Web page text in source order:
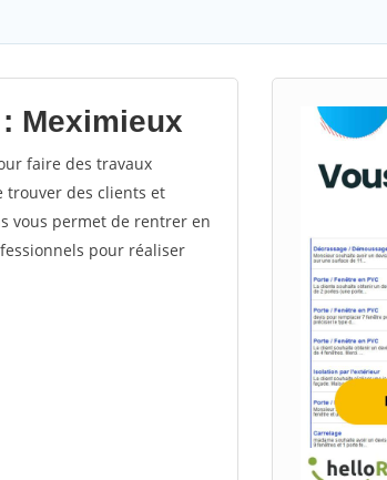
Meximieux
faire des travaux
trouver des clients et
vous permet de rentrer en
pour réaliser